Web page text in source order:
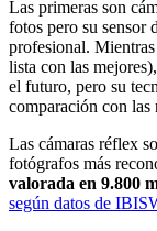
Las primeras son
fotos pero su sensor
profesional.
lista con las
el futuro, pero su
comparación con las
Las cámaras réflex
fotógrafos más
valorada en 9.800
según datos de